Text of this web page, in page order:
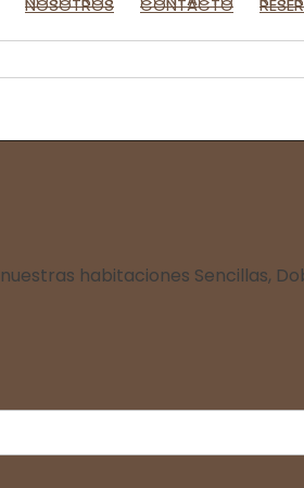
NOSOTROS CONTACTO
habitaciones Sencillas,